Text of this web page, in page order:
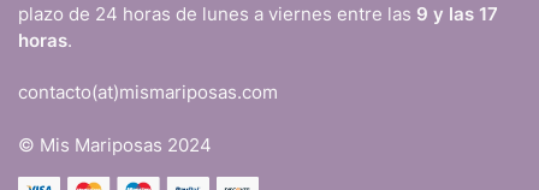
plazo de 24 horas de lunes a viernes entre las 9 y las 17
horas.
contacto(at)mismariposas.com
© Mis Mariposas 2024